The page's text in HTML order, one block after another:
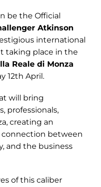
be the Official
Atkinson
international
taking place in the
Reale di Monza
12th April.
will bring
professionals,
creating an
between
and the business
of this caliber